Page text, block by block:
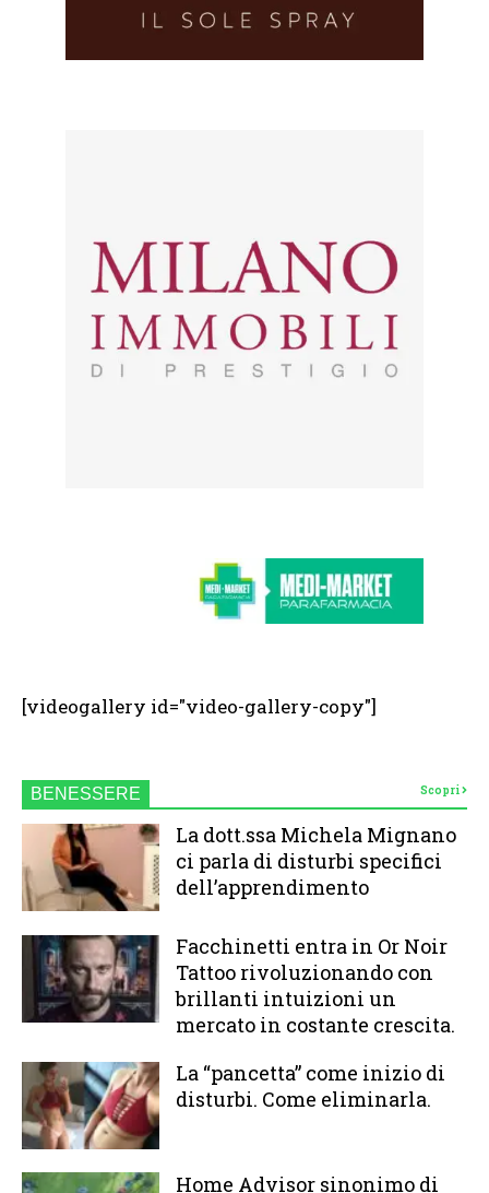
[videogallery id="video-gallery-copy"]
BENESSERE Scopri
La dott.ssa Michela Mignano
ci parla di disturbi specifici
dell’apprendimento
Facchinetti entra in Or Noir
Tattoo rivoluzionando con
brillanti intuizioni un
mercato in costante crescita.
La “pancetta” come inizio di
disturbi. Come eliminarla.
Home Advisor sinonimo di